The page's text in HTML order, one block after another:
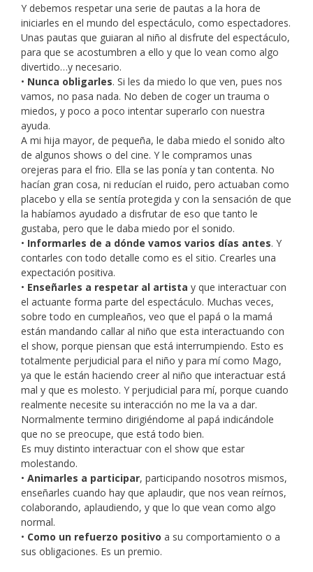
Y debemos respetar una serie de pautas a la hora de
iniciarles en el mundo del espectáculo, como espectadores.
Unas pautas que guiaran al niño al disfrute del espectáculo,
para que se acostumbren a ello y que lo vean como algo
divertido…y necesario.
• Nunca obligarles. Si les da miedo lo que ven, pues nos
vamos, no pasa nada. No deben de coger un trauma o
miedos, y poco a poco intentar superarlo con nuestra
ayuda.
A mi hija mayor, de pequeña, le daba miedo el sonido alto
de algunos shows o del cine. Y le compramos unas
orejeras para el frio. Ella se las ponía y tan contenta. No
hacían gran cosa, ni reducían el ruido, pero actuaban como
placebo y ella se sentía protegida y con la sensación de que
la habíamos ayudado a disfrutar de eso que tanto le
gustaba, pero que le daba miedo por el sonido.
• Informarles de a dónde vamos varios días antes. Y
contarles con todo detalle como es el sitio. Crearles una
expectación positiva.
• Enseñarles a respetar al artista y que interactuar con
el actuante forma parte del espectáculo. Muchas veces,
sobre todo en cumpleaños, veo que el papá o la mamá
están mandando callar al niño que esta interactuando con
el show, porque piensan que está interrumpiendo. Esto es
totalmente perjudicial para el niño y para mí como Mago,
ya que le están haciendo creer al niño que interactuar está
mal y que es molesto. Y perjudicial para mí, porque cuando
realmente necesite su interacción no me la va a dar.
Normalmente termino dirigiéndome al papá indicándole
que no se preocupe, que está todo bien.
Es muy distinto interactuar con el show que estar
molestando.
• Animarles a participar, participando nosotros mismos,
enseñarles cuando hay que aplaudir, que nos vean reírnos,
colaborando, aplaudiendo, y que lo que vean como algo
normal.
• Como un refuerzo positivo a su comportamiento o a
sus obligaciones. Es un premio.